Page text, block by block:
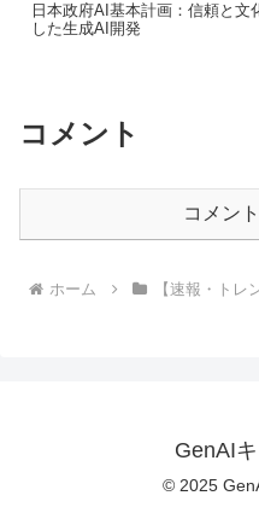
日本政府AI基本計画：信頼と文
した生成AI開発
コメント
コメン
ホーム 【速報・トレ
GenAI
© 2025